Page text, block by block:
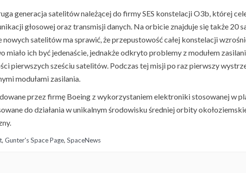
generacja satelitów należącej do firmy SES konstelacji O3b, której
głosowej oraz transmisji danych. Na orbicie znajduje się także 20
nowych satelitów ma sprawić, że przepustowość całej konstelacji
miało ich być jedenaście, jednakże odkryto problemy z modułem
pierwszych sześciu satelitów. Podczas tej misji po raz pierwszy
modułami zasilania.
przez firmę Boeing z wykorzystaniem elektroniki stosowanej w
do działania w unikalnym środowisku średniej orbity
, Gunter's Space Page, SpaceNews